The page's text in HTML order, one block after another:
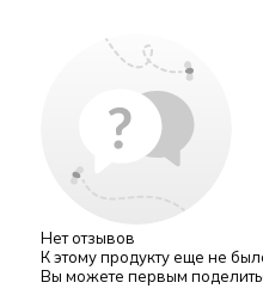
Нет отзывов
К этому продукту еще не
Вы можете первым